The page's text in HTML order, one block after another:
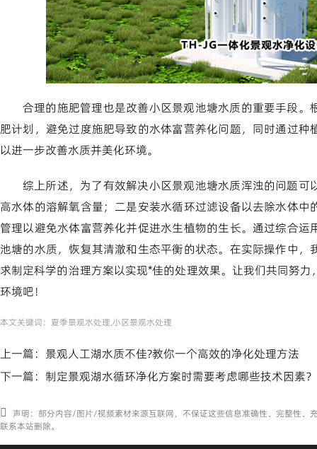
合理的施肥管理也是改善小区景观池塘水质的重要手段
肥计划，避免过度施肥导致的水体富营养化问题，同时通过
以进一步改善水质并美化环境。
综上所述，为了有效解决小区景观池塘水质浑浊的问题
高水体的溶解氧含量；二是安装水循环过滤设备以去除水体
管理以避免水体富营养化并促进水生植物的生长。通过综合
池塘的水质，恢复其清澈和生态平衡的状态。在实际操作中
求制定科学的治理方案以实现*佳的处理效果。让我们共同努
环境吧！
本文关键词： 夏季景观水处理,小区景观水处理
上一篇： 景观人工湖水质不佳?教你一个高效的净化处理方法
下一篇： 制定景观湖水循环净化方案时需要考虑哪些技术因素？
声明：部分内容/图片/视频素材来源互联网，不保证这些信息准确性、完整性、
联系本站删除。